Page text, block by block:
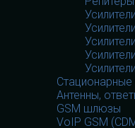
Антенны,
GSM шлюзы
VoIP GSM